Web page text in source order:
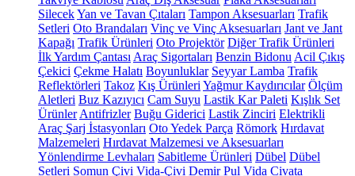
SilecekYan ve Tavan Çıtaları Tampon Aksesuarları Trafik
Setleri Oto Brandaları Vinç ve Vinç Aksesuarları Jant ve Jant
Kapağı Trafik Ürünleri Oto Projektör Diğer Trafik Ürünleri
İlk Yardım Çantası Araç Sigortaları Benzin Bidonu Acil Çıkış
Çekici Çekme Halatı Boyunluklar Seyyar Lamba Trafik
Reflektörleri Takoz Kış Ürünleri Yağmur Kaydırıcılar Ölçüm
Aletleri Buz Kazıyıcı Cam Suyu Lastik Kar Paleti Kışlık Set
Ürünler Antifrizler Buğu Giderici Lastik Zinciri Elektrikli
Araç Şarj İstasyonları Oto Yedek Parça Römork Hırdavat
Malzemeleri Hırdavat Malzemesi ve Aksesuarları
Yönlendirme Levhaları Sabitleme Ürünleri Dübel Dübel
Setleri Somun Çivi Vida-Çivi Demir Pul Vida Civata